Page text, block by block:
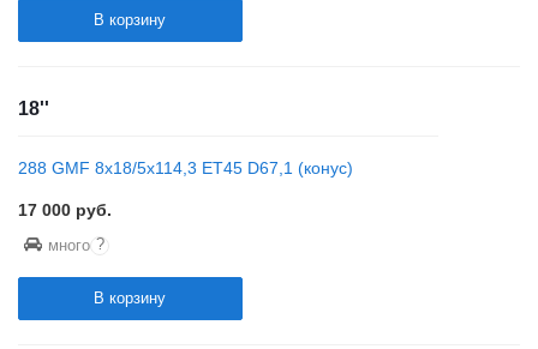
В корзину
18''
288 GMF 8x18/5x114,3 ET45 D67,1 (конус)
17 000 руб.
много ?
В корзину